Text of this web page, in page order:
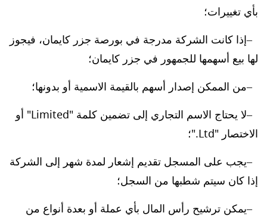
بأي تغييرات؛
إذا كانت الشركة مدرجة في بورصة جزر كايمان، فيجوز
لها بيع أسهمها للجمهور في جزر كايمان؛
من الممكن إصدار أسهم بالقيمة الاسمية أو بدونها؛
لا يحتاج الاسم التجاري إلى تضمين كلمة "Limited" أو
الاختصار "Ltd."؛
يجب على المسجل تقديم إشعار لمدة شهر إلى الشركة
إذا كان سيتم شطبها من السجل؛
يمكن ترشيح رأس المال بأي عملة أو بعدة أنواع من